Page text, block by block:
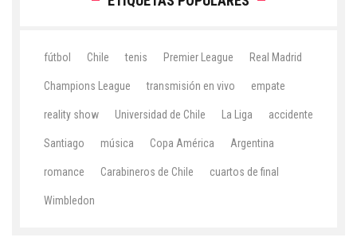
fútbol Chile tenis Premier League Real Madrid
Champions League transmisión en vivo empate
reality show Universidad de Chile La Liga accidente
Santiago música Copa América Argentina
romance Carabineros de Chile cuartos de final
Wimbledon